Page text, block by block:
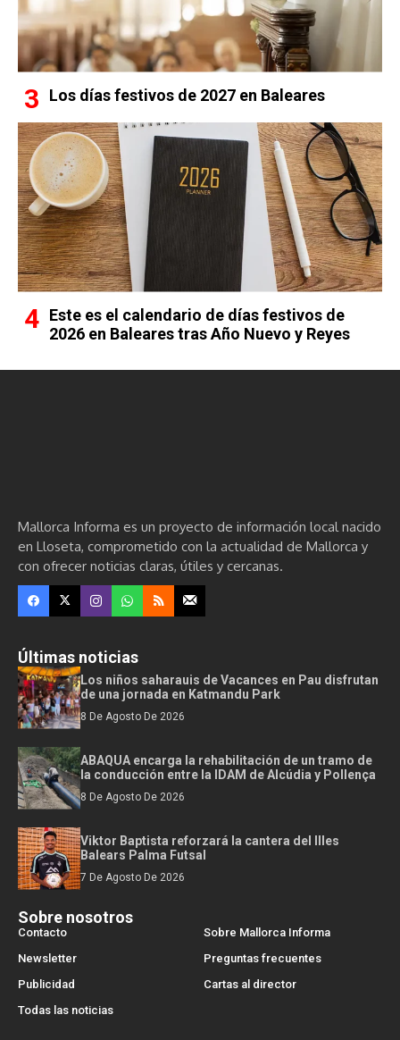
Los días festivos de 2027 en Baleares
Este es el calendario de días festivos de
2026 en Baleares tras Año Nuevo y Reyes
Mallorca Informa es un proyecto de información local nacido
en Lloseta, comprometido con la actualidad de Mallorca y
con ofrecer noticias claras, útiles y cercanas.
Últimas noticias
Los niños saharauis de Vacances en Pau disfrutan
de una jornada en Katmandu Park
8 De Agosto De 2026
ABAQUA encarga la rehabilitación de un tramo de
la conducción entre la IDAM de Alcúdia y Pollença
8 De Agosto De 2026
Viktor Baptista reforzará la cantera del Illes
Balears Palma Futsal
7 De Agosto De 2026
Sobre nosotros
Contacto
Sobre Mallorca Informa
Newsletter
Preguntas frecuentes
Publicidad
Cartas al director
Todas las noticias